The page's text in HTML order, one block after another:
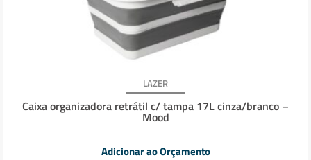
LAZER
Caixa organizadora retrátil c/ tampa 17L cinza/branco –
Mood
Adicionar ao Orçamento